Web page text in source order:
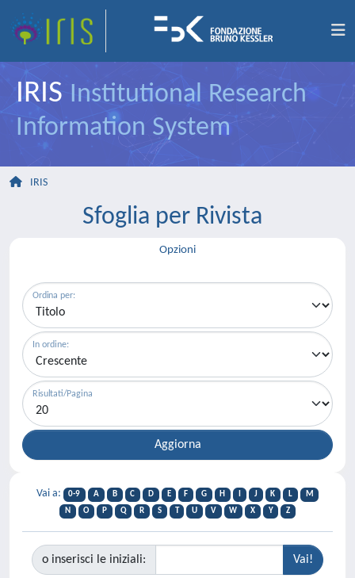
IRIS Institutional Research
Information System
IRIS
Sfoglia per Rivista
Opzioni
Ordina per:
In ordine:
Risultati/Pagina
Vai a: 0-9 A B C D E F G H J K L
M
N
O P Q R S T U V W X Y Z
o inserisci le iniziali: